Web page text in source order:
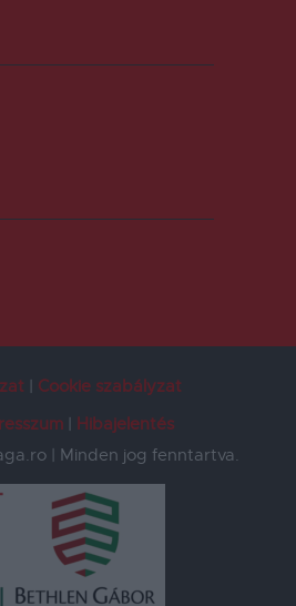
Cookie szabályzat
Hibajelentés
| Minden jog fenntartva.